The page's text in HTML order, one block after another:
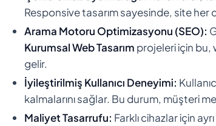
Responsive tasarım sayesinde, site her
Arama Motoru Optimizasyonu (SEO):
Kurumsal Web Tasarım projeleri için bu,
gelir.
İyileştirilmiş Kullanıcı Deneyimi:
kalmalarını sağlar. Bu durum, müşteri
Maliyet Tasarrufu: Farklı cihazlar için